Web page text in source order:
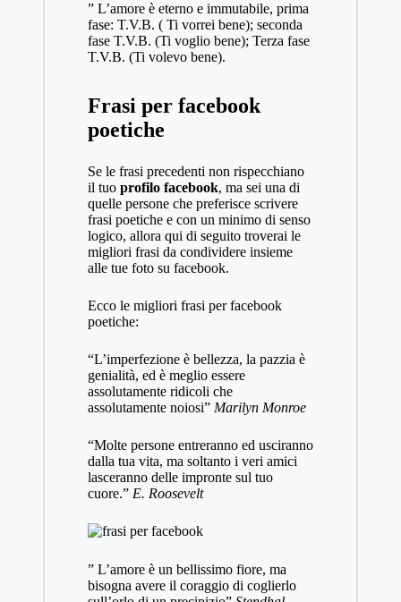
” L’amore è eterno e immutabile, prima
fase: T.V.B. ( Ti vorrei bene); seconda
fase T.V.B. (Ti voglio bene); Terza fase
T.V.B. (Ti volevo bene).
Frasi per facebook
poetiche
Se le frasi precedenti non rispecchiano
il tuo profilo facebook, ma sei una di
quelle persone che preferisce scrivere
frasi poetiche e con un minimo di senso
logico, allora qui di seguito troverai le
migliori frasi da condividere insieme
alle tue foto su facebook.
Ecco le migliori frasi per facebook
poetiche:
“L’imperfezione è bellezza, la pazzia è
genialità, ed è meglio essere
assolutamente ridicoli che
assolutamente noiosi” Marilyn Monroe
“Molte persone entreranno ed usciranno
dalla tua vita, ma soltanto i veri amici
lasceranno delle impronte sul tuo
cuore.” E. Roosevelt
” L’amore è un bellissimo fiore, ma
bisogna avere il coraggio di coglierlo